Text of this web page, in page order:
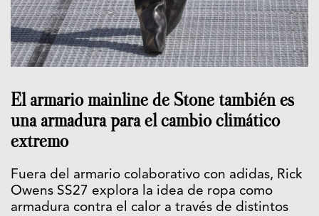
El armario mainline de Stone también es
una armadura para el cambio climático
extremo
Fuera del armario colaborativo con adidas, Rick
Owens SS27 explora la idea de ropa como
armadura contra el calor a través de distintos